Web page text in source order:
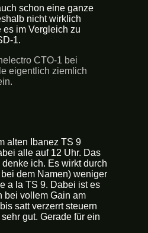
schon eine ganze
nicht wirklich
im Vergleich zu
1.
CTO-1 bei
eigentlich ziemlich
alten Ibanez TS 9
alle auf 12 Uhr. Das
ich. Es wirkt durch
dem Namen) weniger
a la TS 9. Dabei ist es
bei vollem Gain am
satt verzerrt steuern
gut. Gerade für ein